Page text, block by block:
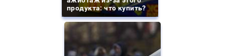
продукта: что купить?